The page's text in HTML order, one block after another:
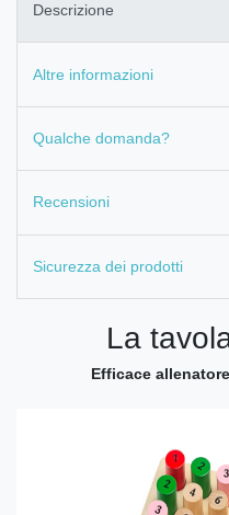
Descrizione
Altre informazioni
Qualche domanda?
Recensioni
Sicurezza dei prodotti
La
Efficace